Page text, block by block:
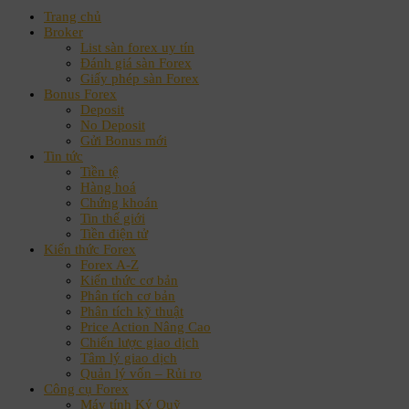
Trang chủ
Broker
List sàn forex uy tín
Đánh giá sàn Forex
Giấy phép sàn Forex
Bonus Forex
Deposit
No Deposit
Gửi Bonus mới
Tin tức
Tiền tệ
Hàng hoá
Chứng khoán
Tin thế giới
Tiền điện tử
Kiến thức Forex
Forex A-Z
Kiến thức cơ bản
Phân tích cơ bản
Phân tích kỹ thuật
Price Action Nâng Cao
Chiến lược giao dịch
Tâm lý giao dịch
Quản lý vốn – Rủi ro
Công cụ Forex
Máy tính Ký Quỹ